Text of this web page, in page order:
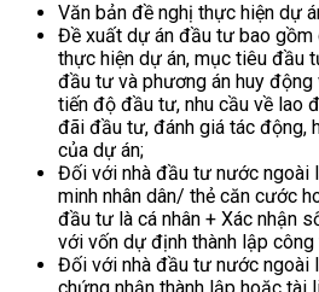
Văn bản đề nghị thực hiện dự
Đề xuất dự án đầu tư bao gồm
thực hiện dự án, mục tiêu đầu
đầu tư và phương án huy động
tiến độ đầu tư, nhu cầu về lao
đãi đầu tư, đánh giá tác động,
của dự án;
Đối với nhà đầu tư nước ngoài
minh nhân dân/ thẻ căn cước
đầu tư là cá nhân + Xác nhận
với vốn dự định thành lập
Đối với nhà đầu tư nước ngoài